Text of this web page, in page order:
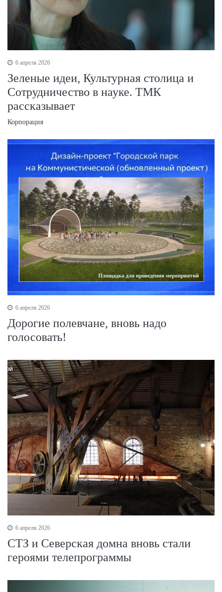
6 апреля 2026
Зеленые идеи, Культурная столица и
Сотрудничество в науке. ТМК
рассказывает
Корпорация
6 апреля 2026
Дорогие полевчане, вновь надо
голосовать!
6 апреля 2026
СТЗ и Северская домна вновь стали
героями телепрограммы